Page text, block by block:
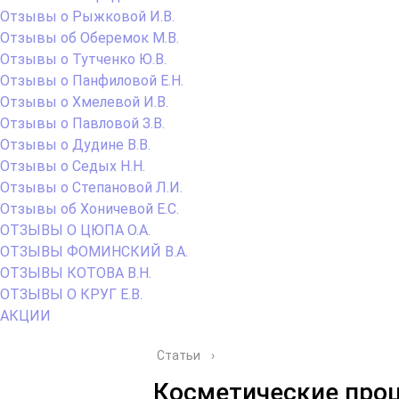
Отзывы о Рыжковой И.В.
Отзывы об Оберемок М.В.
Отзывы о Тутченко Ю.В.
Отзывы о Панфиловой Е.Н.
Отзывы о Хмелевой И.В.
Отзывы о Павловой З.В.
Отзывы о Дудине В.В.
Отзывы о Седых Н.Н.
Отзывы о Степановой Л.И.
Отзывы об Хоничевой Е.С.
ОТЗЫВЫ О ЦЮПА О.А.
ОТЗЫВЫ ФОМИНСКИЙ В.А.
ОТЗЫВЫ КОТОВА В.Н.
ОТЗЫВЫ О КРУГ Е.В.
АКЦИИ
Статьи ›
Косметические